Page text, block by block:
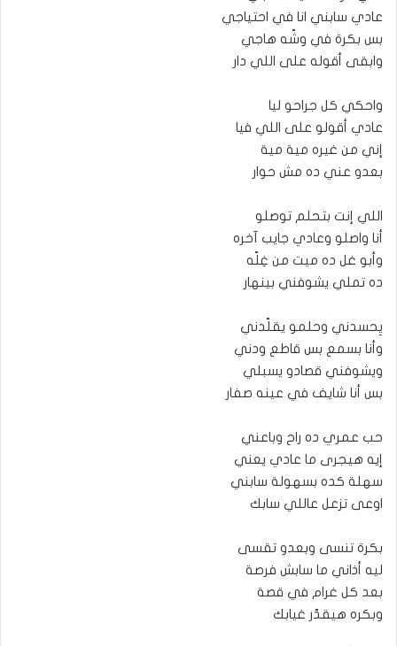
عادي سابني انا في احتياجي
بس بكرة في وشّه هاجي
وابقى أقوله على اللي دار
واحكي كل جراحو ليا
عادي أقولو على اللي فيا
إني من غيره مية مية
بعدو عني ده مش حوار
اللي إنت بتحلم توصلو
أنا واصلو وعادي جايب آخره
وأبو غل ده ميت من غِلّه
ده تملي يشوفني بينهار
يِحسدني وحلمو يقلّدني
وأنا بسمع بس قاطع ودني
ويشوفني قصادو يسبلي
بس أنا شايف في عينه صفار
حب عمري ده راح وباعني
إيه هيجرى ما عادي يعني
سهلة كده بسهولة سابني
اوعى تزعل عاللي سابك
بكرة تنسى وبعدو تقسى
ليه أذاني ما سابش فرصة
بعد كل غرام في قصة
وبكره هيقدّر غيابك